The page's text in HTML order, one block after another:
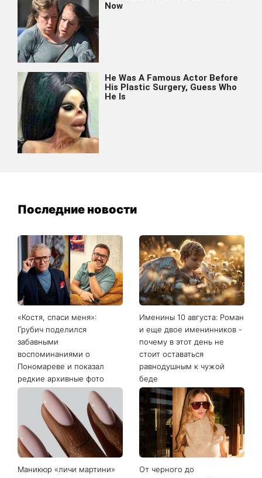
Последние новости
«Костя, спаси меня»:
Грубич поделился
забавными
воспоминаниями о
Пономареве и показал
редкие архивные фото
Именины 10 августа: Роман
и еще двое именинников -
почему в этот день не
стоит оставаться
равнодушным к чужой
беде
Маникюр «личи мартини»
От черного до